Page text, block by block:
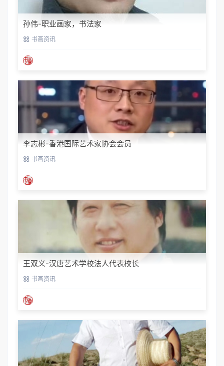
孙伟-职业画家，书法家
书画资讯
李志彬-香港国际艺术家协会会员
书画资讯
王双义-汉唐艺术学校法人代表校长
书画资讯